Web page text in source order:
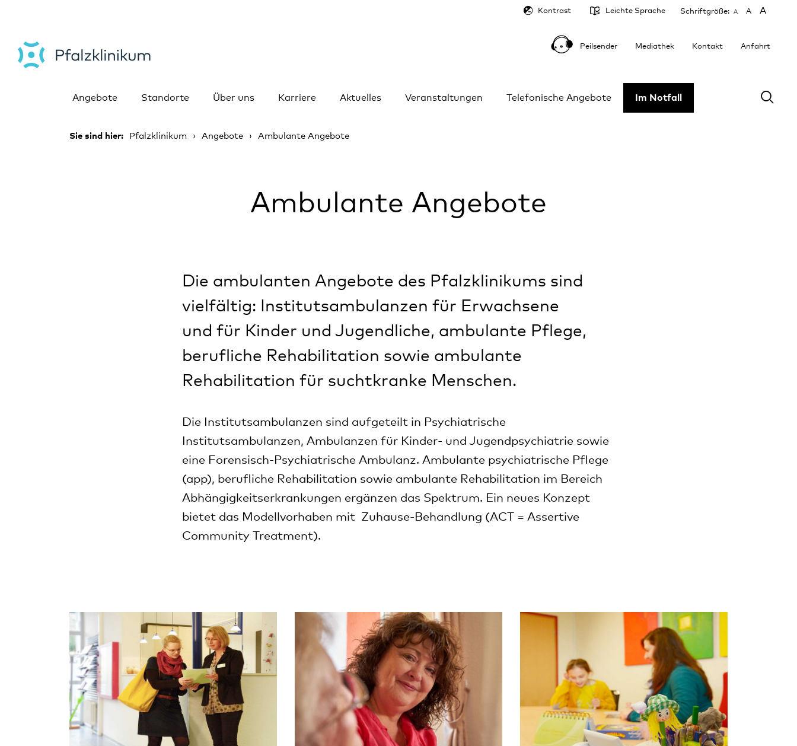
Angebote Standorte Über uns Karriere Aktuelles Veranstaltungen Telefonische Angebote Im Notfall
Schriftgröße: A A A
Leichte Sprache
Kontrast
Anfahrt
Kontakt
Mediathek
Peilsender
Sie sind hier: Pfalzklinikum Angebote Ambulante Angebote
Ambulante Angebote
Die ambulanten Angebote des Pfalzklinikums sind
vielfältig: Institutsambulanzen für Erwachsene
und für Kinder und Jugendliche, ambulante Pflege,
berufliche Rehabilitation sowie ambulante
Rehabilitation für suchtkranke Menschen.
Die Institutsambulanzen sind aufgeteilt in Psychiatrische
Institutsambulanzen, Ambulanzen für Kinder- und Jugendpsychiatrie sowie
eine Forensisch-Psychiatrische Ambulanz. Ambulante psychiatrische Pflege
(app), berufliche Rehabilitation sowie ambulante Rehabilitation im Bereich
Abhängigkeitserkrankungen ergänzen das Spektrum. Ein neues Konzept
bietet das Modellvorhaben mit Zuhause-Behandlung (ACT = Assertive
Community Treatment).